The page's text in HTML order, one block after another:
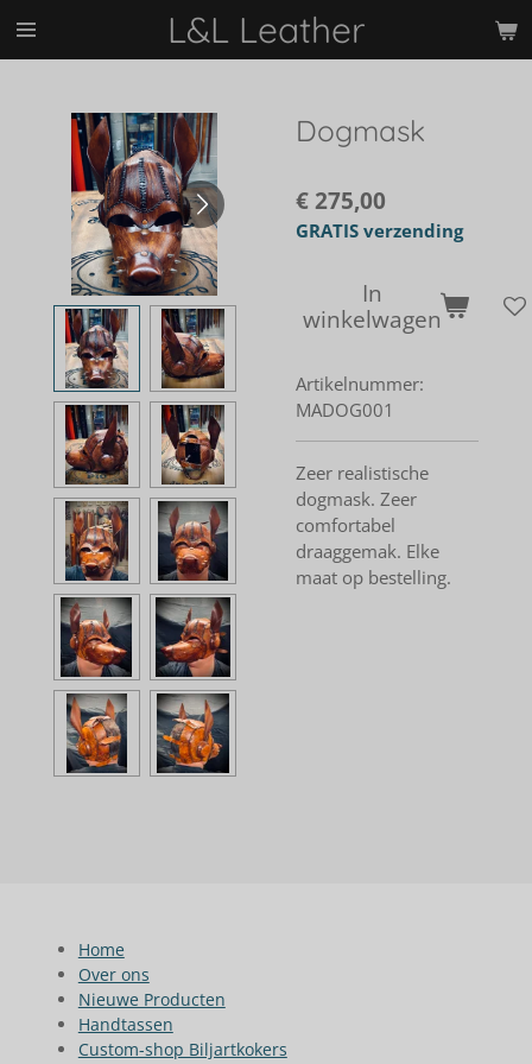
Ga
hoofdinhoud
L&L Leather
Dogmask
€ 275,00
GRATIS verzending
In
winkelwagen
Artikelnummer:
MADOG001
Zeer realistische
dogmask. Zeer
comfortabel
draaggemak. Elke
maat op bestelling.
Home
Over ons
Nieuwe Producten
Handtassen
Custom-shop Biljartkokers